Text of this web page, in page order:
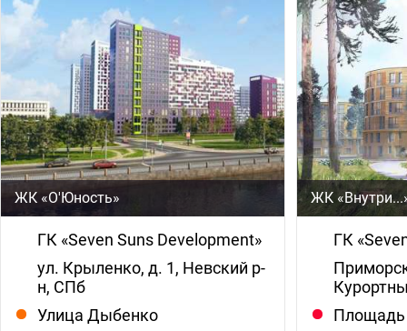
ЖК «О'Юность»
ГК «Seven Suns Development»
ул. Крыленко, д. 1, Невский р-
н, СПб
Улица Дыбенко
ЖК
ГК